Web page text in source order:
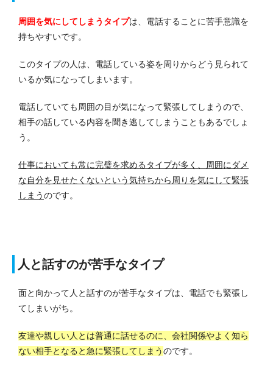
周囲を気にしてしまうタイプは、電話することに苦手意識を
持ちやすいです。
このタイプの人は、電話している姿を周りからどう見られて
いるか気になってしまいます。
電話していても周囲の目が気になって緊張してしまうので、
相手の話している内容を聞き逃してしまうこともあるでしょ
う。
仕事においても常に完璧を求めるタイプが多く、周囲にダメ
な自分を見せたくないという気持ちから周りを気にして緊張
しまうのです。
人と話すのが苦手なタイプ
面と向かって人と話すのが苦手なタイプは、電話でも緊張し
てしまいがち。
友達や親しい人とは普通に話せるのに、会社関係やよく知ら
ない相手となると急に緊張してしまうのです。